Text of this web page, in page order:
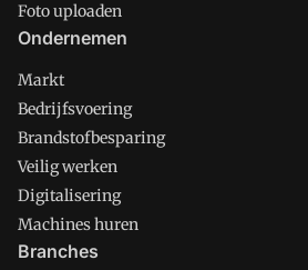
Foto uploaden
Ondernemen
Markt
Bedrijfsvoering
Brandstofbesparing
Veilig werken
Digitalisering
Machines huren
Branches